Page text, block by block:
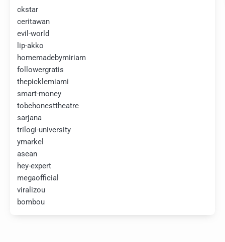
ckstar
ceritawan
evil-world
lip-akko
homemadebymiriam
followergratis
thepicklemiami
smart-money
tobehonesttheatre
sarjana
trilogi-university
ymarkel
asean
hey-expert
megaofficial
viralizou
bombou